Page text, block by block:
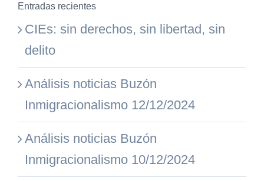
Entradas recientes
CIEs: sin derechos, sin libertad, sin
delito
Análisis noticias Buzón
Inmigracionalismo 12/12/2024
Análisis noticias Buzón
Inmigracionalismo 10/12/2024